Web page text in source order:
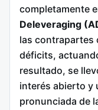
completamente
Deleveraging
las contrapartes
déficits,
resultado, se
interés abierto y
pronunciada de